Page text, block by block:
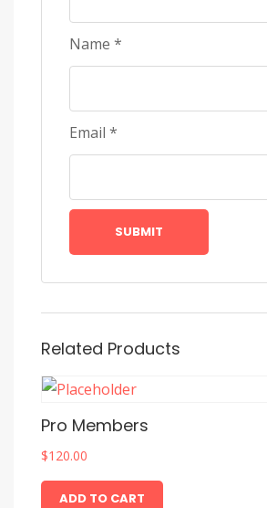
Name *
Email *
Related Products
Pro Members
$120.00
ADD TO CART